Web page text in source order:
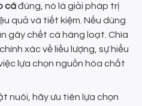
cáđúng, nó là giải pháp trị
quả và tiết kiệm. Nếu dùng
gây chết cá hàng loạt. Chìa
xác về liều lượng, sự hiểu
lựa chọn nguồn hóa chất
nuôi, hãy ưu tiên lựa chọn